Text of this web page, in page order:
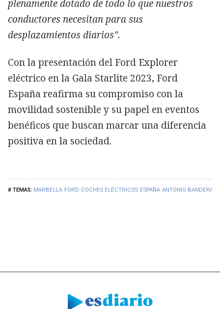
MARBELLA FORD COCHES ELÉCTRICOS ESPAÑA ANTONIO BANDERAS
plenamente dotado de todo lo que nuestros
conductores necesitan para sus
desplazamientos diarios".
Con la presentación del Ford Explorer
eléctrico en la Gala Starlite 2023, Ford
España reafirma su compromiso con la
movilidad sostenible y su papel en eventos
benéficos que buscan marcar una diferencia
positiva en la sociedad.